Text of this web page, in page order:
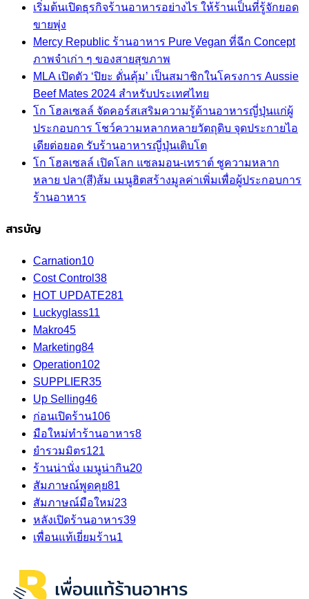
เริ่มต้นเปิดธุรกิจร้านอาหารอย่างไร ให้ร้านเป็นที่รู้จักยอด
ขายพุ่ง
Mercy Republic ร้านอาหาร Pure Vegan ที่ฉีก Concept
ภาพจำเก่า ๆ ของสายสุขภาพ
MLA เปิดตัว ‘ปิยะ ดั่นคุ้ม’ เป็นสมาชิกในโครงการ Aussie
Beef Mates 2024 สำหรับประเทศไทย
โก โฮลเซลล์ จัดคอร์สเสริมความรู้ด้านอาหารญี่ปุ่นแก่ผู้
ประกอบการ โชว์ความหลากหลายวัตถุดิบ จุดประกายไอ
เดียต่อยอด รับร้านอาหารญี่ปุ่นเติบโต
โก โฮลเซลล์ เปิดโลก แซลมอน-เทราต์ ชูความหลาก
หลาย ปลา(สี)ส้ม เมนูฮิตสร้างมูลค่าเพิ่มเพื่อผู้ประกอบการ
ร้านอาหาร
สารบัญ
Carnation10
Cost Control 38
HOT UPDATE281
Luckyglass11
Makro45
Marketing84
Operation102
SUPPLIER35
Up Selling46
ก่อนเปิดร้าน106
มือใหม่ทำร้านอาหาร8
ยำรวมมิตร121
ร้านน่านั่ง เมนูน่ากิน20
สัมภาษณ์พูดคุย81
สัมภาษณ์มือใหม่23
หลังเปิดร้านอาหาร39
เพื่อนแท้เยี่ยมร้าน1